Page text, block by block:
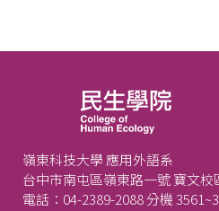
嶺東科技大學 應用外語系
台中市南屯區嶺東路一號 寶文校
電話：04-2389-2088 分機